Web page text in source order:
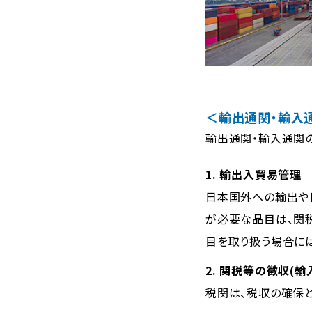
＜輸出通関・輸
輸出通関・輸入通関
1. 輸出入貿易管理
日本国外への輸出
が必要な品目は、関
目を取り扱う場合に
2. 関税等の徴収(輸
税関は、税収の確保